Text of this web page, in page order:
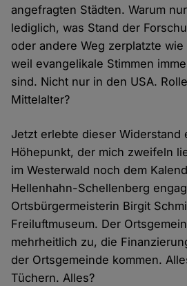
angefragten Städten. Warum
lediglich, was Stand der
oder andere Weg zerplatzte
weil evangelikale Stimmen
sind. Nicht nur in den USA.
Mittelalter?
Jetzt erlebte dieser Widerstand
Höhepunkt, der mich zweifeln
im Westerwald noch dem
Hellenhahn-Schellenberg
Ortsbürgermeisterin Birgit
Freiluftmuseum. Der
mehrheitlich zu, die
der Ortsgemeinde kommen.
Tüchern. Alles?